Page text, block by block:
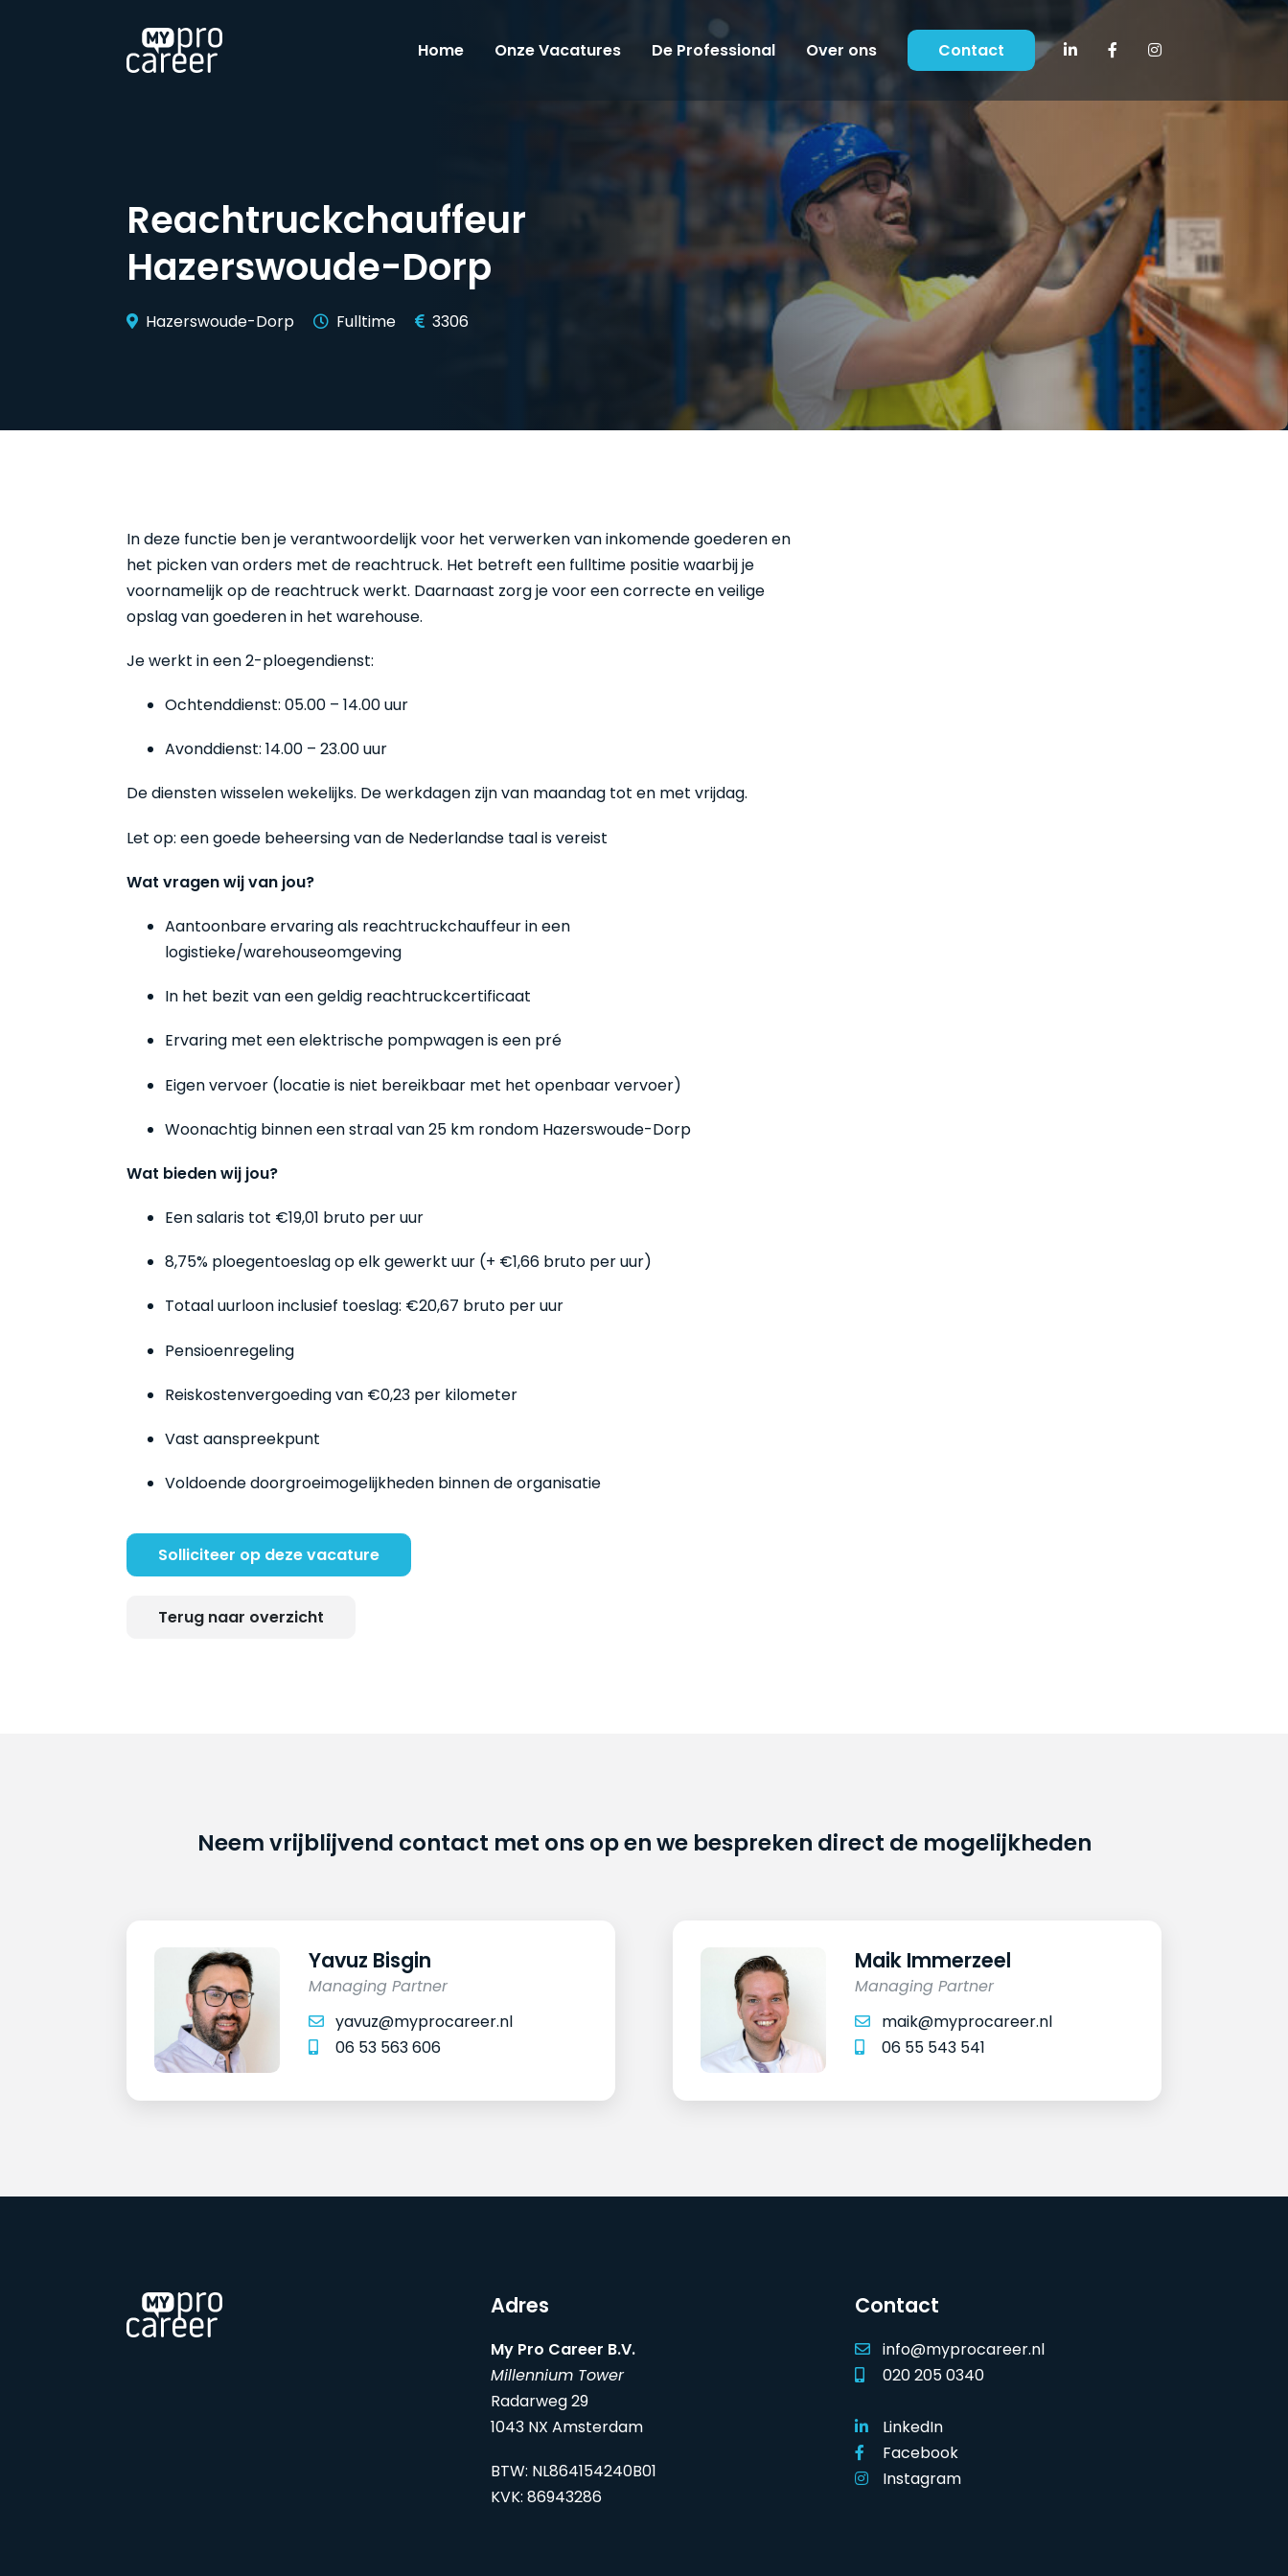
Home Onze Vacatures De Professional Over ons Contact
Reachtruckchauffeur
Hazerswoude-Dorp
Hazerswoude-Dorp Fulltime 3306
In deze functie ben je verantwoordelijk voor het verwerken van inkomende goederen en
het picken van orders met de reachtruck. Het betreft een fulltime positie waarbij je
voornamelijk op de reachtruck werkt. Daarnaast zorg je voor een correcte en veilige
opslag van goederen in het warehouse.
Je werkt in een 2-ploegendienst:
Ochtenddienst: 05.00 – 14.00 uur
Avonddienst: 14.00 – 23.00 uur
De diensten wisselen wekelijks. De werkdagen zijn van maandag tot en met vrijdag.
Let op: een goede beheersing van de Nederlandse taal is vereist
Wat vragen wij van jou?
Aantoonbare ervaring als reachtruckchauffeur in een
logistieke/warehouseomgeving
In het bezit van een geldig reachtruckcertificaat
Ervaring met een elektrische pompwagen is een pré
Eigen vervoer (locatie is niet bereikbaar met het openbaar vervoer)
Woonachtig binnen een straal van 25 km rondom Hazerswoude-Dorp
Wat bieden wij jou?
Een salaris tot €19,01 bruto per uur
8,75% ploegentoeslag op elk gewerkt uur (+ €1,66 bruto per uur)
Totaal uurloon inclusief toeslag: €20,67 bruto per uur
Pensioenregeling
Reiskostenvergoeding van €0,23 per kilometer
Vast aanspreekpunt
Voldoende doorgroeimogelijkheden binnen de organisatie
Solliciteer op deze vacature
Terug naar overzicht
Neem vrijblijvend contact met ons op en we bespreken direct de mogelijkheden
Yavuz Bisgin
Managing Partner
yavuz@myprocareer.nl
06 53 563 606
Maik Immerzeel
Managing Partner
maik@myprocareer.nl
06 55 543 541
Adres
My Pro Career B.V.
Millennium Tower
Radarweg 29
1043 NX Amsterdam
BTW: NL864154240B01
KVK: 86943286
Contact
info@myprocareer.nl
020 205 0340
LinkedIn
Facebook
Instagram